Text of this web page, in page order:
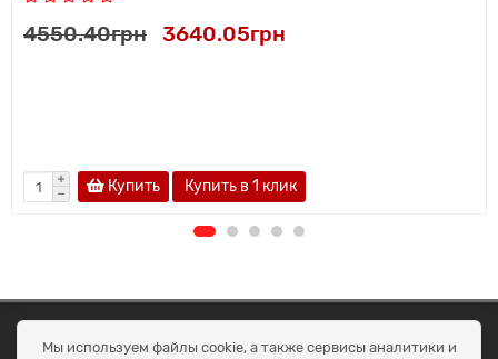
4550.40грн 3640.05грн
Купить Купить в 1 клик
ОКЕАН ТРЕЙД
Договір публичної оферти
Мы используем файлы cookie, а также сервисы аналитики и